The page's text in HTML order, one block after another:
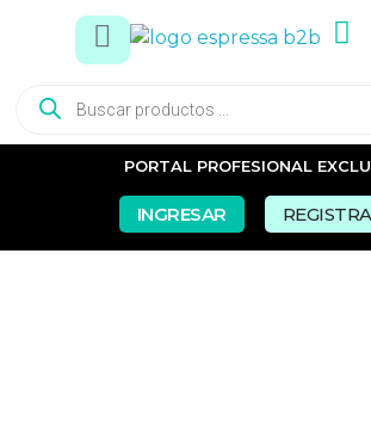
PORTAL PROFESIONAL
INGRESAR